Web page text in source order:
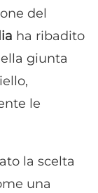
del
ha ribadito
giunta
le
la scelta
una